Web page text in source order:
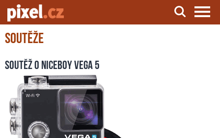
Server o natáčení a zpracování videa
Soutěže
Soutěž o Niceboy VEGA 5